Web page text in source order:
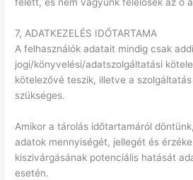
felett, és nem vagyunk felelősek az ő
7, ADATKEZELÉS IDŐTARTAMA
A felhasználók adatait mindig csak
jogi/könyvelési/adatszolgáltatási
kötelezővé teszik, illetve a
szükséges.
Amikor a tárolás időtartamáról
adatok mennyiségét, jellegét és
kiszivárgásának potenciális hatását
esetén.